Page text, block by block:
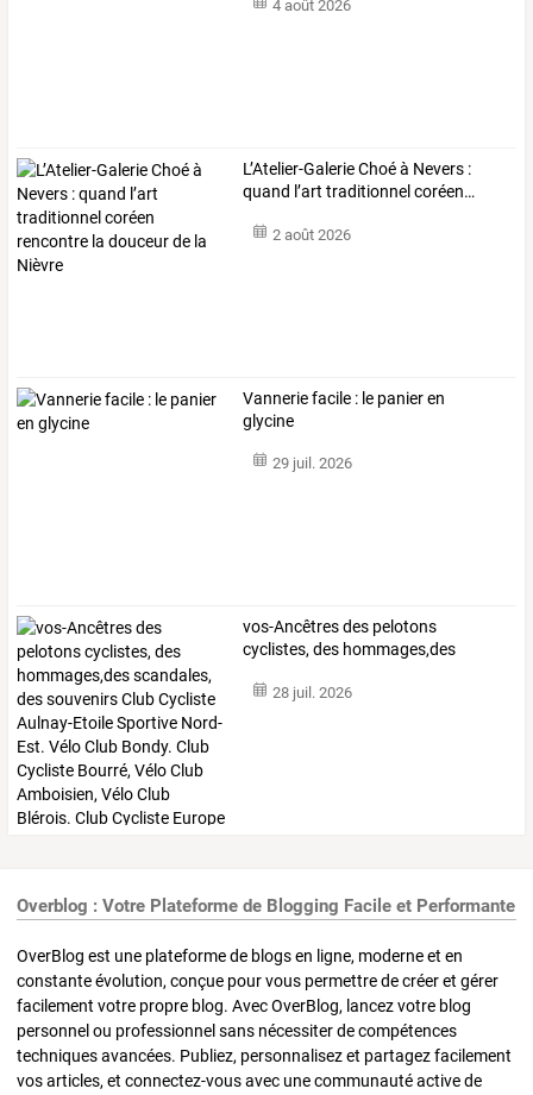
4 août 2026
L’Atelier-GalerieChoéà Nevers :
quand l’art traditionnel coréen…
2 août 2026
Vannerie facile : le panier en
glycine
29 juil. 2026
vos-Ancêtresdes pelotons
cyclistes, des hommages,des
28 juil. 2026
Overblog : Votre Plateforme de Blogging Facile et Performante
OverBlog est une plateforme de blogs en ligne, moderne et en
constante évolution, conçue pour vous permettre de créer et gérer
facilement votre propre blog. Avec OverBlog, lancez votre blog
personnel ou professionnel sans nécessiter de compétences
techniques avancées. Publiez, personnalisez et partagez facilement
vos articles, et connectez-vous avec une communauté active de